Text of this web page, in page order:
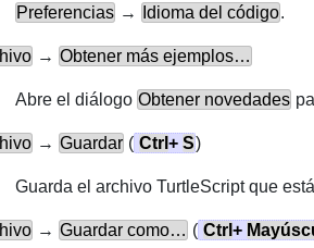
Preferencias → Idioma del código.
→ Obtener más ejemplos…
Abre el diálogo Obtener novedades
→ Guardar ( Ctrl + S)
Guarda el archivo TurtleScript que
→ Guardar como… ( Ctrl +